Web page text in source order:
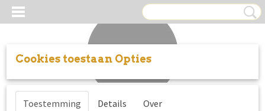
Inloggen Registreren
Cookies toestaan Opties
Toestemming Details Over